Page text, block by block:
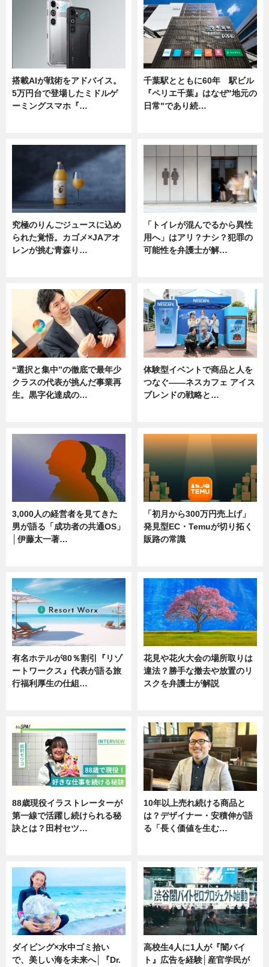
搭載AIが戦術をアドバイス。
5万円台で登場したミドルゲ
ーミングスマホ『…
千葉駅とともに60年 駅ビル
『ペリエ千葉』はなぜ"地元の
日常"であり続…
究極のりんごジュースに込め
られた覚悟。カゴメ×JAアオ
レンが挑む青森り…
「トイレが混んでるから異性
用へ」はアリ？ナシ？犯罪の
可能性を弁護士が解…
“選択と集中”の徹底で最年少
クラスの代表が挑んだ事業再
生。黒字化達成の…
体験型イベントで商品と人を
つなぐ――ネスカフェ アイス
ブレンドの戦略と…
3,000人の経営者を見てきた
男が語る「成功者の共通OS」
│伊藤太一著…
「初月から300万円売上げ」
発見型EC・Temuが切り拓く
販路の常識
有名ホテルが80％割引『リゾ
ートワークス』代表が語る旅
行福利厚生の仕組…
花見や花火大会の場所取りは
違法？勝手な撤去や放置のリ
スクを弁護士が解説
88歳現役イラストレーターが
第一線で活躍し続けられる秘
訣とは？田村セツ…
10年以上売れ続ける商品と
は？デザイナー・安積伸が語
る「長く価値を生む…
ダイビング×水中ゴミ拾い
で、美しい海を未来へ│『Dr.
高校生4人に1人が『闇バイ
ト』広告を経験│産官学民が